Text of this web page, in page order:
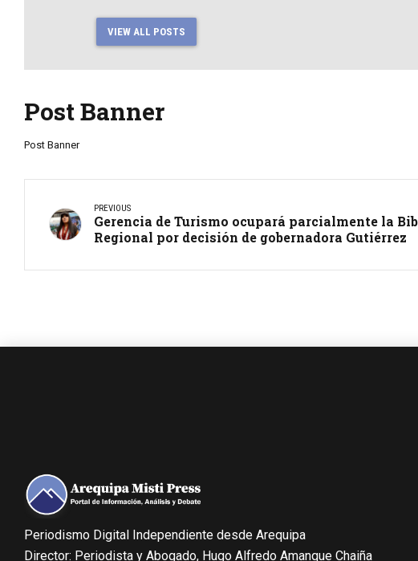
VIEW ALL POSTS
Post Banner
Post Banner
PREVIOUS
Gerencia de Turismo ocupará parcialmente la
Regional por decisión de gobernadora Gutiérrez
Periodismo Digital Independiente desde Arequipa
Director: Periodista y Abogado, Hugo Alfredo Amanque Chaiña